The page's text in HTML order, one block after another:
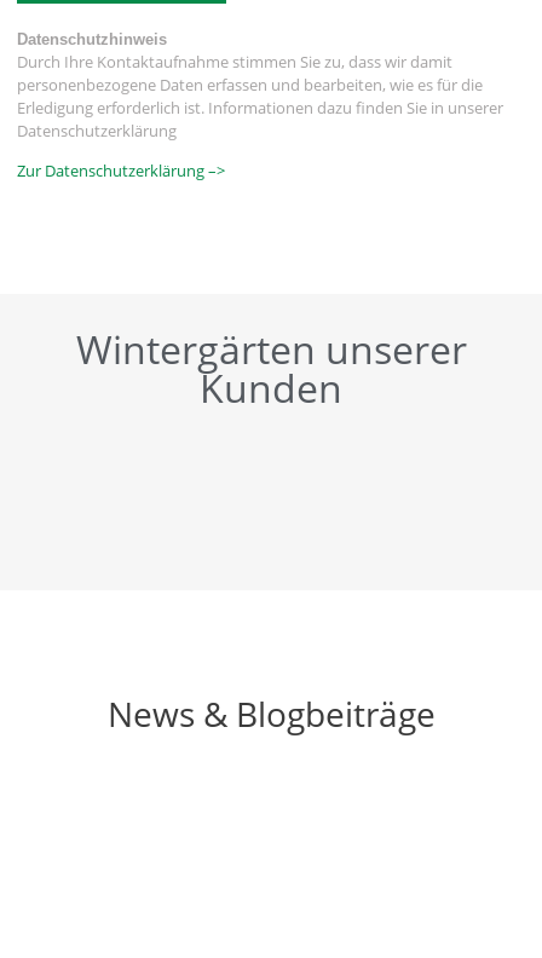
Datenschutzhinweis
Durch Ihre Kontaktaufnahme stimmen Sie zu, dass wir damit
personenbezogene Daten erfassen und bearbeiten, wie es für die
Erledigung erforderlich ist. Informationen dazu finden Sie in unserer
Datenschutzerklärung
Zur Datenschutzerklärung –>
Wintergärten unserer
Kunden
News & Blogbeiträge